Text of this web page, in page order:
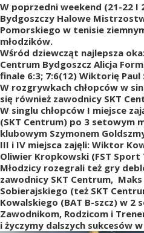
W poprzedni weekend (21-22 I
Bydgoszczy Halowe
Pomorskiego w tenisie
młodzików.
Wśród dziewcząt najlepsza
Centrum Bydgoszcz Alicja
finale 6:3; 7:6(12) Wiktorię
W rozgrywkach chłopców w
się również zawodnicy SKT
W singlu chłopców I miejsce
(SKT Centrum) po 3 setowym
klubowym Szymonem
III i IV miejsca zajęli: Wiktor
Oliwier Kropkowski (FST Sport
Młodzicy rozegrali też gry
zawodnicy SKT Centrum,
Sobierajskiego (też SKT
Kowalskiego (BAT B-szcz) w 2
Zawodnikom, Rodzicom i
i życzymy dalszych sukcesów